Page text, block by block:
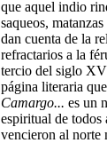
que aquel indio
saqueos,
dan cuenta de la
refractarios a la
tercio del siglo
página literaria
Camargo... es un
espiritual de todos
vencieron al norte